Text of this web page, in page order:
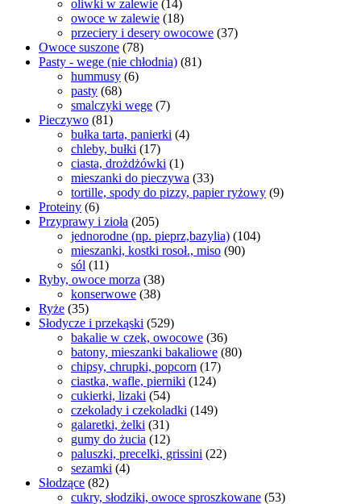
oliwki w zalewie (14)
owoce w zalewie (18)
przeciery i desery owocowe (37)
Owoce suszone (78)
Pasty - wege (nie chłodnia) (81)
hummusy (6)
pasty (68)
smalczyki wege (7)
Pieczywo (81)
bułka tarta, panierki (4)
chleby, bułki (17)
ciasta, drożdżówki (1)
mieszanki do pieczywa (33)
tortille, spody do pizzy, papier ryżowy (9)
Proteiny (6)
Przyprawy i zioła (205)
jednorodne (np. pieprz,bazylia) (104)
mieszanki, kostki rosoł., miso (90)
sól (11)
Ryby, owoce morza (38)
konserwowe (38)
Ryże (35)
Słodycze i przekąski (529)
bakalie w czek, owocowe (36)
batony, mieszanki bakaliowe (80)
chipsy, chrupki, popcorn (17)
ciastka, wafle, pierniki (124)
cukierki, lizaki (54)
czekolady i czekoladki (149)
galaretki, żelki (31)
gumy do żucia (12)
paluszki, precelki, grissini (22)
sezamki (4)
Słodzące (82)
cukry, słodziki, owoce sproszkowane (53)